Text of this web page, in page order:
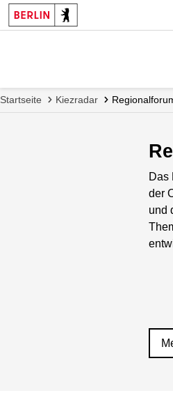
Startseite Kiezradar
Das
der
und